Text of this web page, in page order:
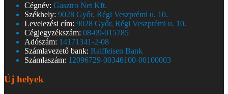
Cégnév: Gasztro Net Kft.
Székhely: 9028 Győr, Régi Veszprémi u. 10.
Levelezési cím: 9028 Győr, Régi Veszprémi u. 10.
Cégjegyzékszám: 08-09-015785
Adószám: 14171341-2-08
Számlavezető bank: Raiffeisen Bank
Számlaszám: 12096729-00346100-00100003
Új helyek